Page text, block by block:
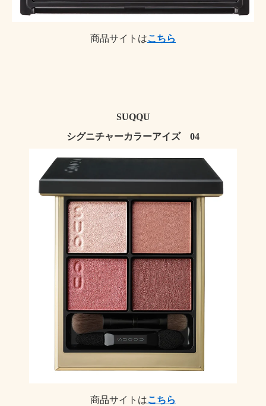
商品サイトはこちら
SUQQU
シグニチャーカラーアイズ 04
商品サイトはこちら